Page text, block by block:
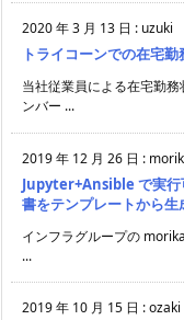
2020 年 3 月 13 日 : uzuki
トライコーンでの在宅
当社従業員による在宅勤
ンバー ...
2019 年 12 月 26 日 :
Jupyter+Ansible で実
書をテンプレートから生
インフラグループの
...
2019 年 10 月 15 日 :ozaki